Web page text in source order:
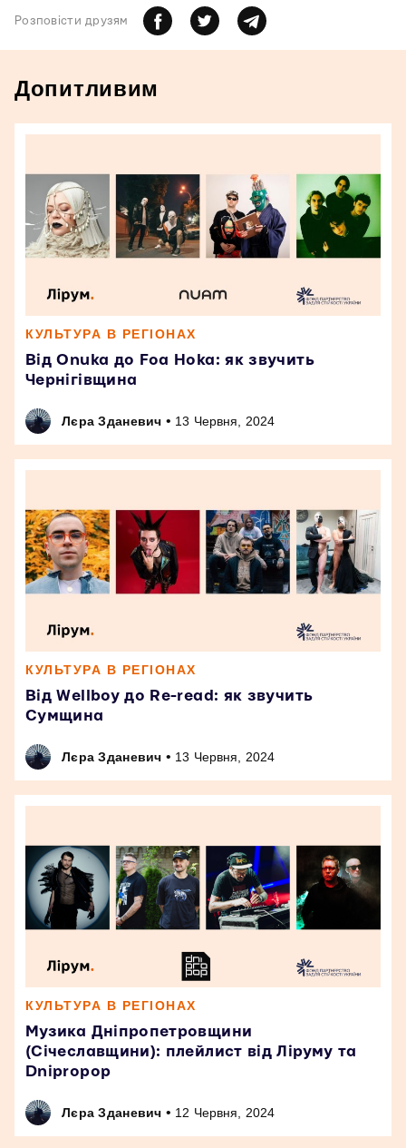
Розповiсти друзям
Допитливим
КУЛЬТУРА В РЕГІОНАХ
Від Onuka до Foa Hoka: як звучить
Чернігівщина
Лєра Зданевич • 13 Червня, 2024
КУЛЬТУРА В РЕГІОНАХ
Від Wellboy до Re-read: як звучить
Сумщина
Лєра Зданевич • 13 Червня, 2024
КУЛЬТУРА В РЕГІОНАХ
Музика Дніпропетровщини
(Січеславщини): плейлист від Ліруму та
Dnipropop
Лєра Зданевич • 12 Червня, 2024